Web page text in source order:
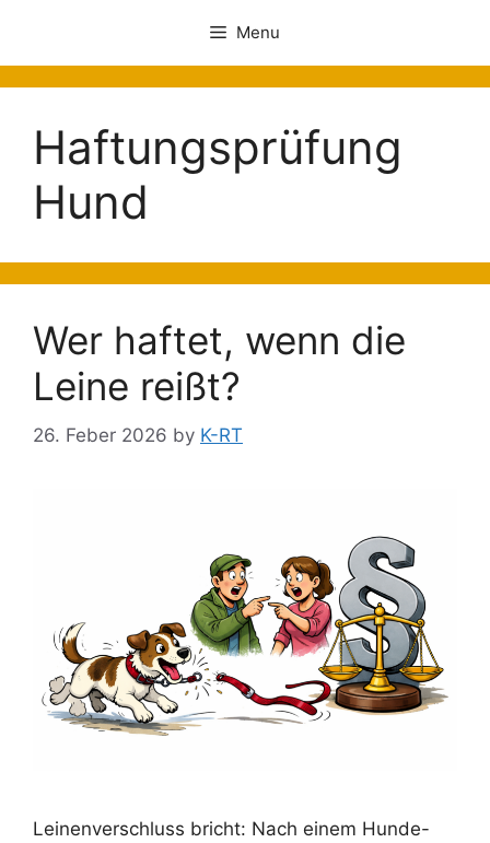
Menu
Haftungsprüfung
Hund
Wer haftet, wenn die
Leine reißt?
26. Feber 2026 by K-RT
Leinenverschluss bricht: Nach einem Hunde-